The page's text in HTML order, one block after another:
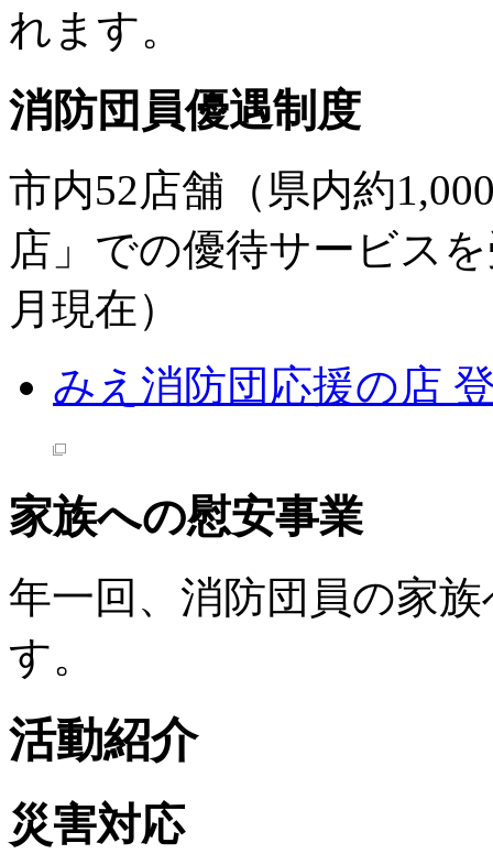
れます。
消防団員優遇制度
市内52店舗（県内約
店」での優待サービス
月現在）
みえ消防団応援の店
家族への慰安事業
年一回、消防団員の家
す。
活動紹介
災害対応